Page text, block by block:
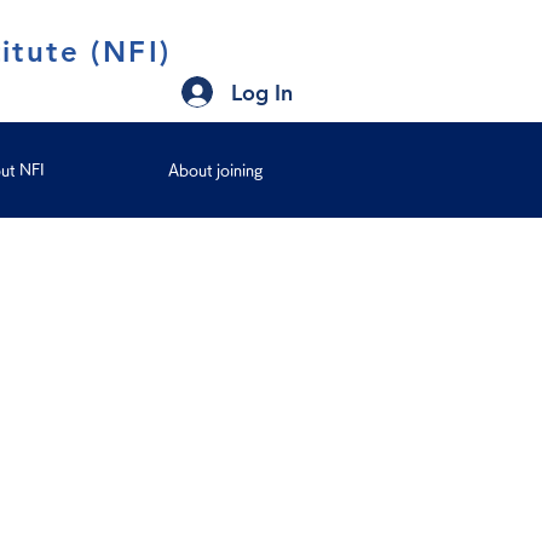
(NFI)
Log In
NFI About joining